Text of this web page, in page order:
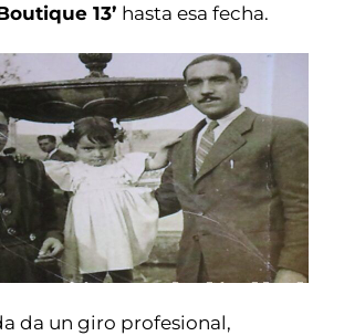
13’ hasta esa fecha.
da un giro profesional,